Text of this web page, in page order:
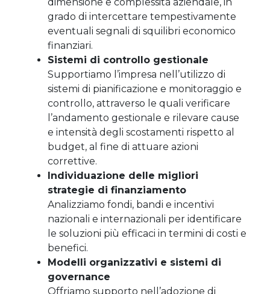
grado di intercettare tempestivamente
eventuali segnali di squilibri economico
finanziari.
Sistemi di controllo gestionale
Supportiamo l’impresa nell’utilizzo di
sistemi di pianificazione e monitoraggio e
controllo, attraverso le quali verificare
l’andamento gestionale e rilevare cause
e intensità degli scostamenti rispetto al
budget, al fine di attuare azioni
correttive.
Individuazione delle migliori
strategie di finanziamento
Analizziamo fondi, bandi e incentivi
nazionali e internazionali per identificare
le soluzioni più efficaci in termini di costi e
benefici.
Modelli organizzativi e sistemi di
governance
Offriamo supporto nell’adozione di